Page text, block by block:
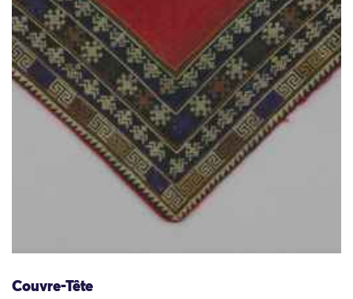
Couvre-Tête